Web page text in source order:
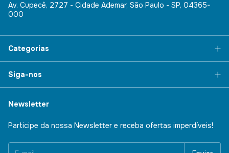
Av. Cupecê, 2727 - Cidade Ademar, São Paulo - SP, 04365-
000
Categorias
Siga-nos
Newsletter
Participe da nossa Newsletter e receba ofertas imperdíveis!